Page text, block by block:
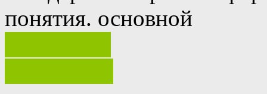
понятия. основной